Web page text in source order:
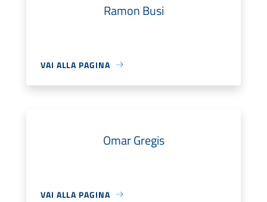
Ramon Busi
VAI ALLA PAGINA
Omar Gregis
VAI ALLA PAGINA